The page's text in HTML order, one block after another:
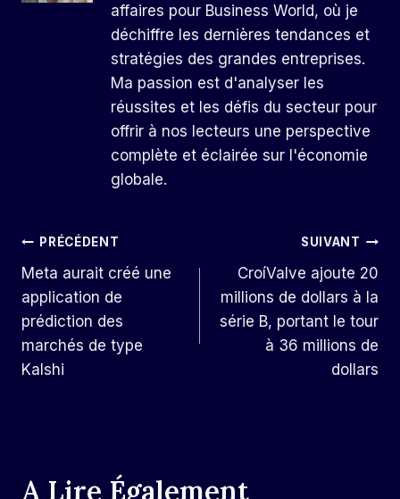
affaires pour Business World, où je
déchiffre les dernières tendances et
stratégies des grandes entreprises.
Ma passion est d'analyser les
réussites et les défis du secteur pour
offrir à nos lecteurs une perspective
complète et éclairée sur l'économie
globale.
Navigation
De
L’article
PRÉCÉDENT
Meta aurait créé une
application de
prédiction des
marchés de type
Kalshi
SUIVANT
CroíValve ajoute 20
millions de dollars à la
série B, portant le tour
à 36 millions de
dollars
A Lire Également